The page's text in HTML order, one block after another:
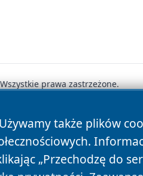
także plików
„Przechodzę do
prawa zastrzeżone.
Polityka Cookies